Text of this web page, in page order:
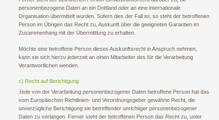
personenbezogene Daten an ein Drittland oder an eine internationale
Organisation übermittelt wurden. Sofern dies der Fall ist, so steht der betroffenen
Person im Übrigen das Recht zu, Auskunft über die geeigneten Garantien im
Zusammenhang mit der Übermittlung zu erhalten.
Möchte eine betroffene Person dieses Auskunftsrecht in Anspruch nehmen,
kann sie sich hierzu jederzeit an einen Mitarbeiter des für die Verarbeitung
Verantwortlichen wenden.
c) Recht auf Berichtigung
Jede von der Verarbeitung personenbezogener Daten betroffene Person hat das
vom Europäischen Richtlinien- und Verordnungsgeber gewährte Recht, die
unverzügliche Berichtigung sie betreffender unrichtiger personenbezogener
Daten zu verlangen. Ferner steht der betroffenen Person das Recht zu, unter